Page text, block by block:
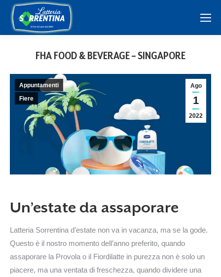
FHA FOOD & BEVERAGE – SINGAPORE
Ago
1
2022
Appuntamenti
Fiere
Un’estate da assaporare
Latteria Sorrentina d’estate non va in vacanza, ma se la gode.
Questo è il nostro momento dell’anno preferito, quando
assaporare la Provola o il Fiordilatte in purezza non è solo un
piacere, ma una ventata di freschezza, quando dividere una